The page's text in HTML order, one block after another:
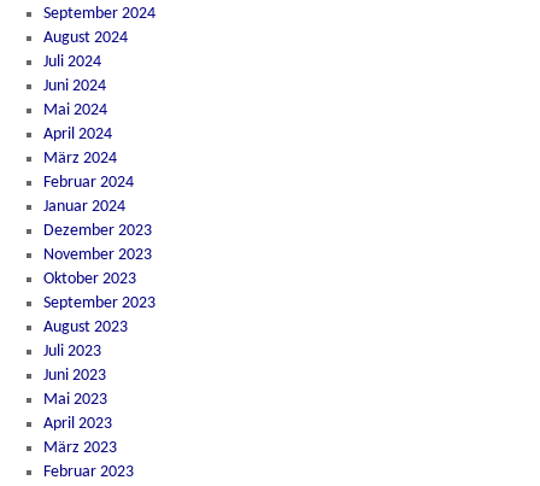
September 2024
August 2024
Juli 2024
Juni 2024
Mai 2024
April 2024
März 2024
Februar 2024
Januar 2024
Dezember 2023
November 2023
Oktober 2023
September 2023
August 2023
Juli 2023
Juni 2023
Mai 2023
April 2023
März 2023
Februar 2023